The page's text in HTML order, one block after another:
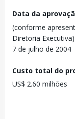
Data da
(conforme
Diretoria Executiva)
7 de julho de 2004
Custo total do
US$ 2.60 milhões